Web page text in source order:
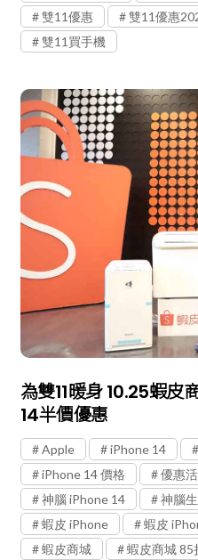
雙11優惠
雙11優惠
雙11買手機
為雙11暖身 10.25蝦皮
14半價優惠
Apple iPhone 14
iPhone 14 價格
優惠
神腦 iPhone 14
神腦
蝦皮 iPhone
蝦皮
蝦皮商城
蝦皮商城 85